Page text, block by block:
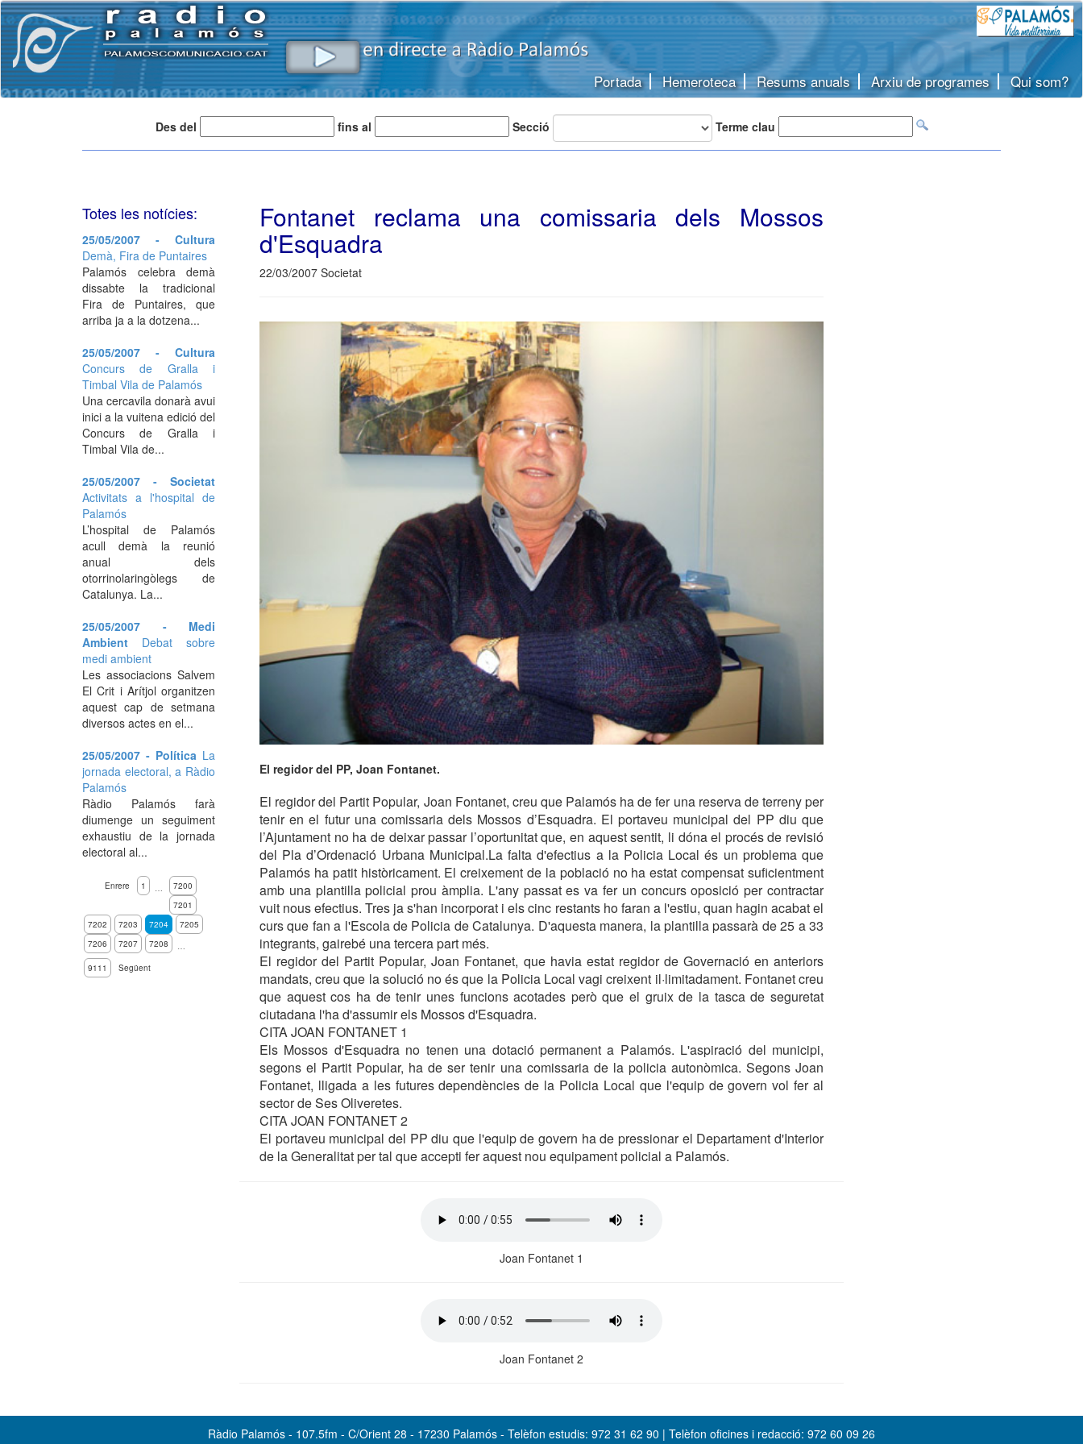
Portada Hemeroteca Resums anuals Arxiu de programes Qui som?
Des del fins al Secció Terme clau
Fontanet reclama una comissaria dels Mossos
d'Esquadra
22/03/2007 Societat
El regidor del PP, Joan Fontanet.
El regidor del Partit Popular, Joan Fontanet, creu que Palamós ha de fer una reserva de terreny per
tenir en el futur una comissaria dels Mossos d’Esquadra. El portaveu municipal del PP diu que
l’Ajuntament no ha de deixar passar l’oportunitat que, en aquest sentit, li dóna el procés de revisió
del Pla d’Ordenació Urbana Municipal.La falta d'efectius a la Policia Local és un problema que
Palamós ha patit històricament. El creixement de la població no ha estat compensat suficientment
amb una plantilla policial prou àmplia. L'any passat es va fer un concurs oposició per contractar
vuit nous efectius. Tres ja s'han incorporat i els cinc restants ho faran a l'estiu, quan hagin acabat el
curs que fan a l'Escola de Policia de Catalunya. D'aquesta manera, la plantilla passarà de 25 a 33
integrants, gairebé una tercera part més.
El regidor del Partit Popular, Joan Fontanet, que havia estat regidor de Governació en anteriors
mandats, creu que la solució no és que la Policia Local vagi creixent il·limitadament. Fontanet creu
que aquest cos ha de tenir unes funcions acotades però que el gruix de la tasca de seguretat
ciutadana l'ha d'assumir els Mossos d'Esquadra.
CITA JOAN FONTANET 1
Els Mossos d'Esquadra no tenen una dotació permanent a Palamós. L'aspiració del municipi,
segons el Partit Popular, ha de ser tenir una comissaria de la policia autonòmica. Segons Joan
Fontanet, lligada a les futures dependències de la Policia Local que l'equip de govern vol fer al
sector de Ses Oliveretes.
CITA JOAN FONTANET 2
El portaveu municipal del PP diu que l'equip de govern ha de pressionar el Departament d'Interior
de la Generalitat per tal que accepti fer aquest nou equipament policial a Palamós.
Joan Fontanet 1
Joan Fontanet 2
Totes les notícies:
25/05/2007 - Cultura
Demà, Fira de Puntaires
Palamós celebra demà
dissabte la tradicional
Fira de Puntaires, que
arriba ja a la dotzena...
25/05/2007 - Cultura
Concurs de Gralla i
Timbal Vila de Palamós
Una cercavila donarà avui
inici a la vuitena edició del
Concurs de Gralla i
Timbal Vila de...
25/05/2007 - Societat
Activitats a l'hospital de
Palamós
L’hospital de Palamós
acull demà la reunió
anual dels
otorrinolaringòlegs de
Catalunya. La...
25/05/2007 - Medi
Ambient Debat sobre
medi ambient
Les associacions Salvem
El Crit i Arítjol organitzen
aquest cap de setmana
diversos actes en el...
25/05/2007 - Política La
jornada electoral, a Ràdio
Palamós
Ràdio Palamós farà
diumenge un seguiment
exhaustiu de la jornada
electoral al...
Enrere 1 …
7200
7201
7202
7203 7204
7205
7206
7207 7208
…
9111
Següent
Ràdio Palamós - 107.5fm - C/Orient 28 - 17230 Palamós - Telèfon estudis: 972 31 62 90 | Telèfon oficines i redacció: 972 60 09 26